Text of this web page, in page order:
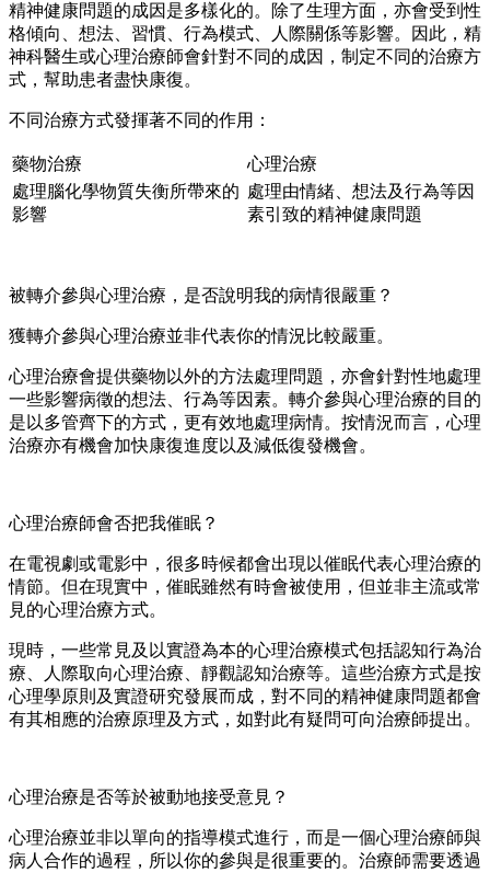
精神健康問題的成因是多樣化的。除了生理方面，亦會受到性
格傾向、想法、習慣、行為模式、人際關係等影響。因此，精
神科醫生或心理治療師會針對不同的成因，制定不同的治療方
式，幫助患者盡快康復。
不同治療方式發揮著不同的作用：
藥物治療
心理治療
處理腦化學物質失衡所帶來的
影響
處理由情緒、想法及行為等因
素引致的精神健康問題
被轉介參與心理治療，是否說明我的病情很嚴重？
獲轉介參與心理治療並非代表你的情況比較嚴重。
心理治療會提供藥物以外的方法處理問題，亦會針對性地處理
一些影響病徵的想法、行為等因素。轉介參與心理治療的目的
是以多管齊下的方式，更有效地處理病情。按情況而言，心理
治療亦有機會加快康復進度以及減低復發機會。
心理治療師會否把我催眠？
在電視劇或電影中，很多時候都會出現以催眠代表心理治療的
情節。但在現實中，催眠雖然有時會被使用，但並非主流或常
見的心理治療方式。
現時，一些常見及以實證為本的心理治療模式包括認知行為治
療、人際取向心理治療、靜觀認知治療等。這些治療方式是按
心理學原則及實證研究發展而成，對不同的精神健康問題都會
有其相應的治療原理及方式，如對此有疑問可向治療師提出。
心理治療是否等於被動地接受意見？
心理治療並非以單向的指導模式進行，而是一個心理治療師與
病人合作的過程，所以你的參與是很重要的。治療師需要透過